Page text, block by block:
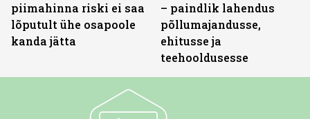
piimahinna riski ei saa
lõputult ühe osapoole
kanda jätta
– paindlik lahendus
põllumajandusse,
ehitusse ja
teehooldusesse